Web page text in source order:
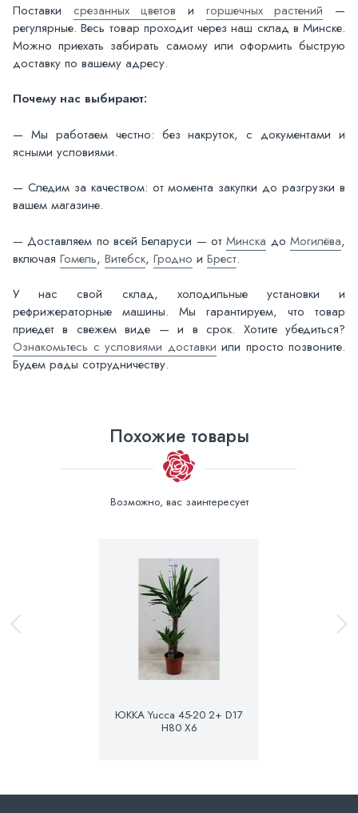
Поставки срезанных цветов и горшечных растений —
регулярные. Весь товар проходит через наш склад в Минске.
Можно приехать забирать самому или оформить быструю
доставку по вашему адресу.
Почему нас выбирают:
— Мы работаем честно: без накруток, с документами и
ясными условиями.
— Следим за качеством: от момента закупки до разгрузки в
вашем магазине.
— Доставляем по всей Беларуси — отМинска доМогилёва,
включая Гомель, Витебск, Гродно и Брест.
У нас свой склад, холодильные установки и
рефрижераторные машины. Мы гарантируем, что товар
приедет в свежем виде — и в срок. Хотите убедиться?
Ознакомьтесь с условиями доставки или просто позвоните.
Будем рады сотрудничеству.
Похожие товары
Возможно, вас заинтересует
ЮККА Yucca 45-20 2+ D17
H80 X6